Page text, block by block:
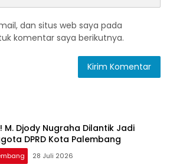
dan situs web saya pada
komentar saya berikutnya.
M. Djody Nugraha Dilantik Jadi
DPRD Kota Palembang
28 Juli 2026